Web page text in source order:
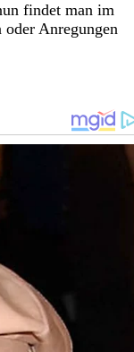
findet man im
Anregungen